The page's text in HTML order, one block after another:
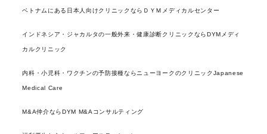
ベトナムにある日本人向けクリニックならＤＹＭメディカルセンター
インドネシア・ジャカルタの一般外来・健康診断クリニックならDYMメディ
カルクリニック
内科・小児科・ワクチンの予防接種ならニューヨークのクリニックJapanese
Medical Care
M&A仲介ならDYM M&Aコンサルティング